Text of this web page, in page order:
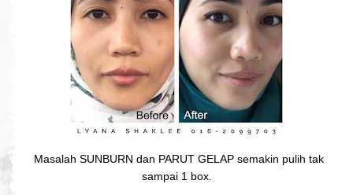
Masalah SUNBURN dan PARUT GELAP semakin pulih tak
sampai 1 box.